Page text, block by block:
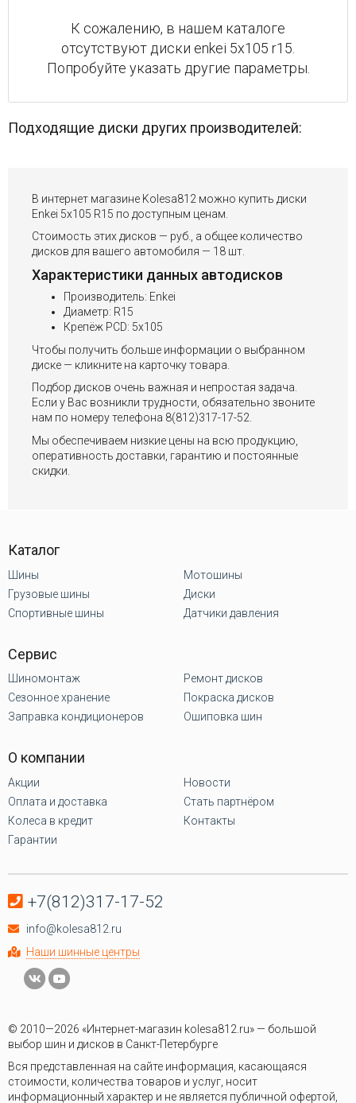
К сожалению, в нашем каталоге
отсутствуют диски enkei 5x105 r15.
Попробуйте указать другие параметры.
Подходящие диски других производителей:
В интернет магазине Kolesa812 можно купить диски
Enkei 5x105 R15 по доступным ценам.
Стоимость этих дисков — руб., а общее количество
дисков для вашего автомобиля — 18 шт.
Характеристики данных автодисков
Производитель: Enkei
Диаметр: R15
Крепёж PCD: 5x105
Чтобы получить больше информации о выбранном
диске — кликните на карточку товара.
Подбор дисков очень важная и непростая задача.
Если у Вас возникли трудности, обязательно звоните
нам по номеру телефона 8(812)317-17-52.
Мы обеспечиваем низкие цены на всю продукцию,
оперативность доставки, гарантию и постоянные
скидки.
Каталог
Шины
Грузовые шины
Спортивные шины
Мотошины
Диски
Датчики давления
Сервис
Шиномонтаж
Сезонное хранение
Заправка кондиционеров
Ремонт дисков
Покраска дисков
Ошиповка шин
О компании
Акции
Оплата и доставка
Колеса в кредит
Гарантии
Новости
Стать партнёром
Контакты
+7(812)317-17-52
info@kolesa812.ru
Наши шинные центры
© 2010—2026 «Интернет-магазин kolesa812.ru» — большой
выбор шин и дисков в Санкт-Петербурге
Вся представленная на сайте информация, касающаяся
стоимости, количества товаров и услуг, носит
информационный характер и не является публичной офертой,